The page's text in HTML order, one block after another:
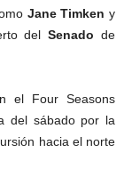
Jane Timken y
delSenado de
el Four Seasons
del sábado por la
hacia el norte